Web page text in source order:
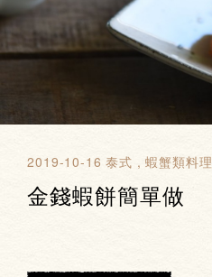
2019-10-16 泰式 蝦蟹類料理
金錢蝦餅簡單做